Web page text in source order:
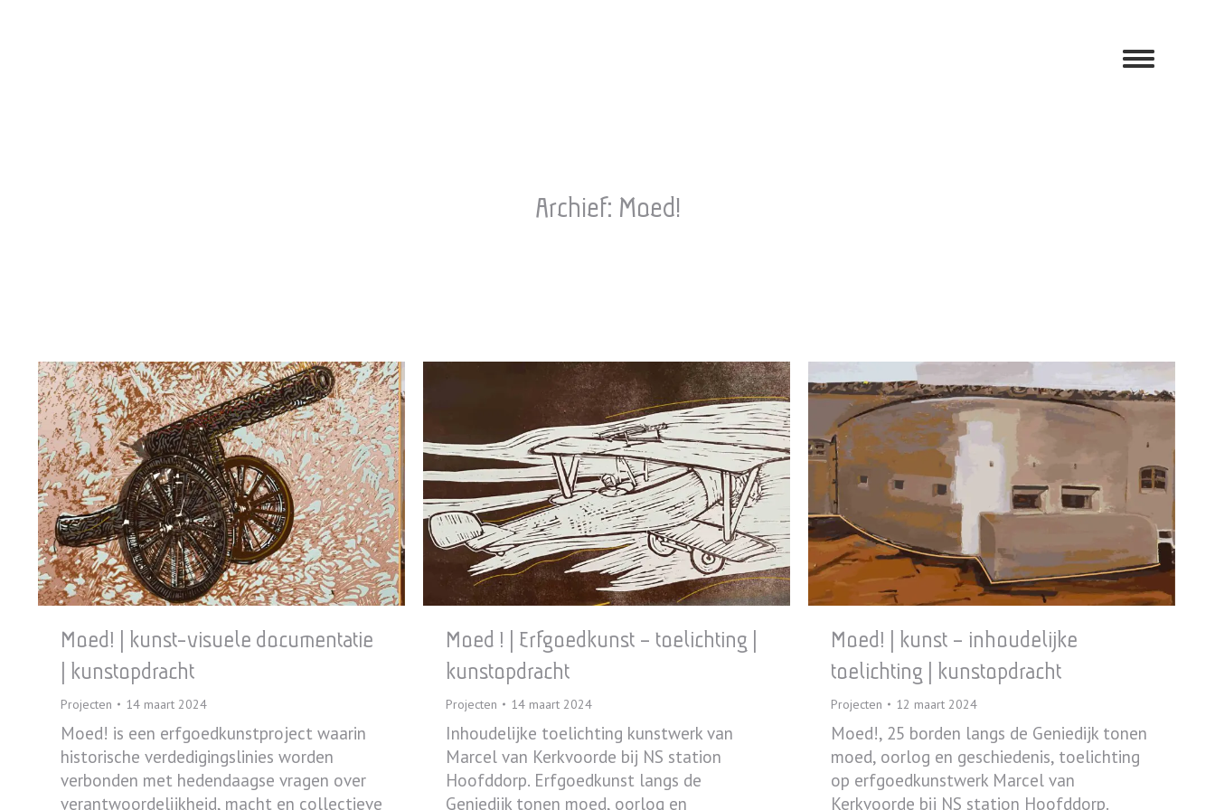
Archief: Moed!
Moed! | kunst-visuele documentatie
| kunstopdracht
Projecten 14 maart 2024
Moed! is een erfgoedkunstproject waarin
historische verdedigingslinies worden
verbonden met hedendaagse vragen over
verantwoordelijkheid, macht en collectieve
Moed ! | Erfgoedkunst – toelichting |
kunstopdracht
Projecten 14 maart 2024
Inhoudelijke toelichting kunstwerk van
Marcel van Kerkvoorde bij NS station
Hoofddorp. Erfgoedkunst langs de
Geniedijk tonen moed, oorlog en
Moed! | kunst – inhoudelijke
toelichting | kunstopdracht
Projecten 12 maart 2024
Moed!, 25 borden langs de Geniedijk tonen
moed, oorlog en geschiedenis, toelichting
op erfgoedkunstwerk Marcel van
Kerkvoorde bij NS station Hoofddorp.